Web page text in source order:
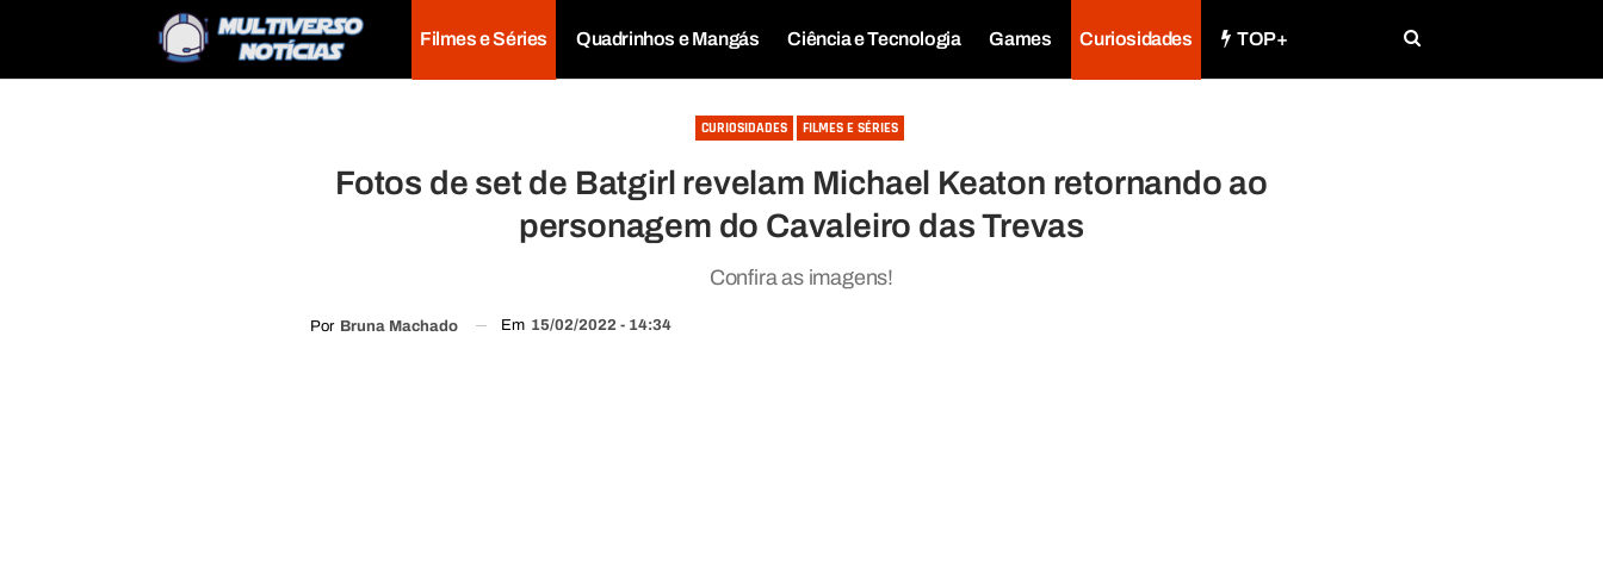
Filmes e Séries Quadrinhos e Mangás Ciência e Tecnologia Games Curiosidades TOP+
CURIOSIDADES FILMES E SÉRIES
Fotos de set de Batgirl revelam Michael Keaton retornando ao
personagem do Cavaleiro das Trevas
Confira as imagens!
Por Bruna Machado Em 15/02/2022 - 14:34